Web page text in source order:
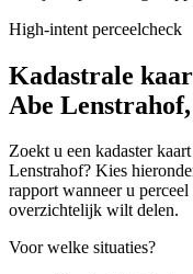
High-intent perceelcheck
Kadastrale
Abe
Zoekt u een kadaster
Lenstrahof? Kies
rapport wanneer u
overzichtelijk wilt delen.
Voor welke situaties?